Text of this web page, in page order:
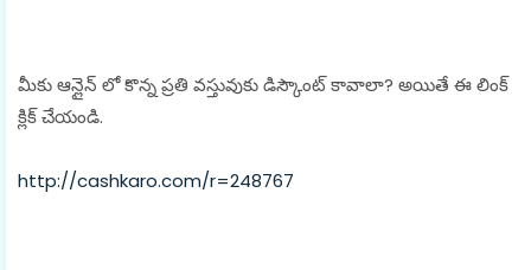
మీకు ఆన్లైన్ లో కొన్న ప్రతి వస్తువుకు డిస్కౌంట్ కావాలా? అయితే ఈ లింక్
క్లిక్ చేయండి.
http://cashkaro.com/r=248767